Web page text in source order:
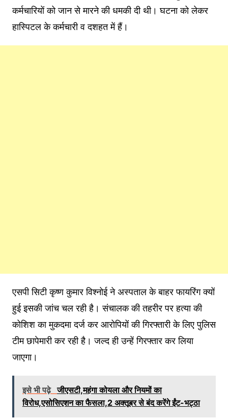
कर्मचारियों को जान से मारने की धमकी दी थी। घटना को लेकर
हास्पिटल के कर्मचारी व दशहत में हैं।
एसपी सिटी कृष्ण कुमार विश्नोई ने अस्पताल के बाहर फायरिंग क्यों
हुई इसकी जांच चल रही है। संचालक की तहरीर पर हत्या की
कोशिश का मुकदमा दर्ज कर आरोपियों की गिरफ्तारी के लिए पुलिस
टीम छापेमारी कर रही है। जल्द ही उन्हें गिरफ्तार कर लिया
जाएगा।
इसे भी पढ़े जीएसटी,महंगा कोयला और नियमों का
विरोध,एसोसिएशन का फैसला,2 अक्तूबर से बंद करेंगे ईंट-भट्ठा